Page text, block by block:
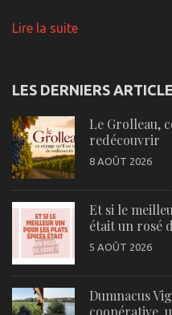
Lire la suite
LES DERNIERS
Le Grolleau,
redécouvrir
8 AOÛT 2026
Et si le
était un rosé
5 AOÛT 2026
Dumnacus
coopérative,